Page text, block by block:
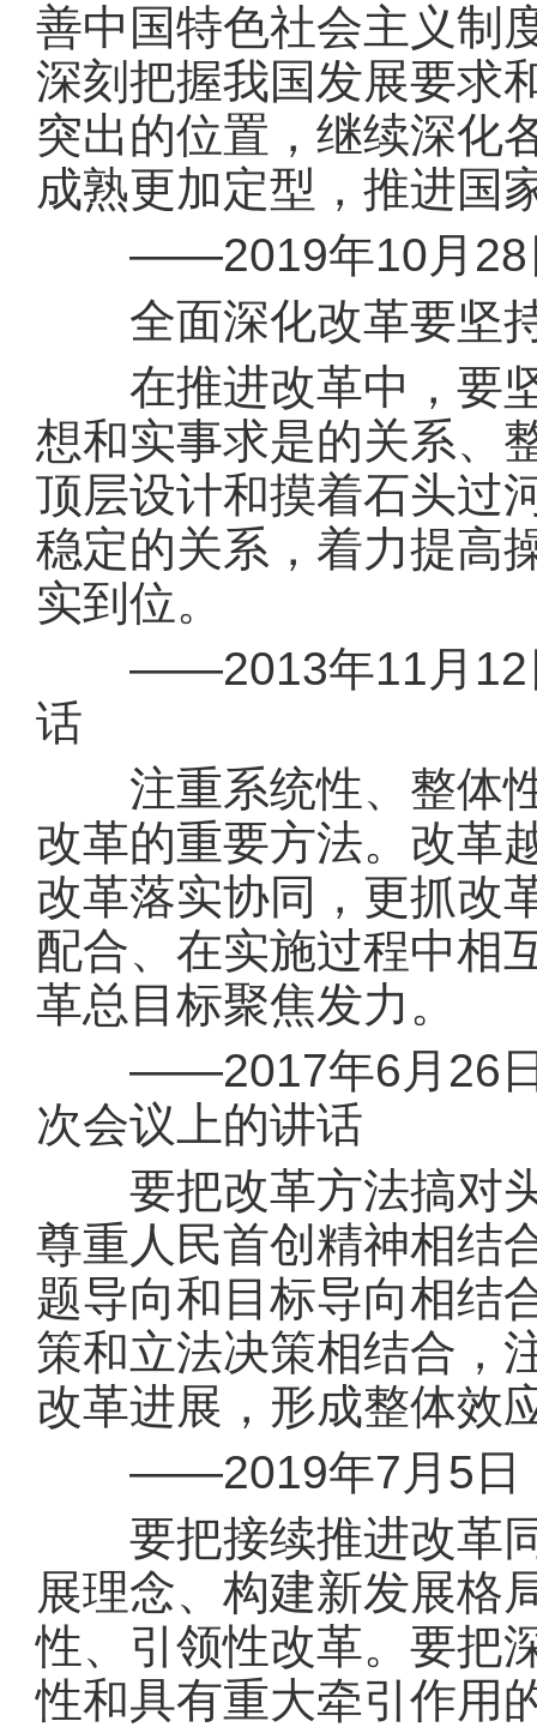
善中国特色社会主义制
深刻把握我国发展要求
突出的位置，继续深化
成熟更加定型，推进国
——2019年10月28日
全面深化改革要坚
在推进改革中，要坚
想和实事求是的关系、
顶层设计和摸着石头过
稳定的关系，着力提高
实到位。
——2013年11月12日
话
注重系统性、整体性
改革的重要方法。改革
改革落实协同，更抓改
配合、在实施过程中相
革总目标聚焦发力。
——2017年6月26日
次会议上的讲话
要把改革方法搞对头
尊重人民首创精神相结
题导向和目标导向相结
策和立法决策相结合，
改革进展，形成整体效
——2019年7月5日，
要把接续推进改革同
展理念、构建新发展格
性、引领性改革。要把
性和具有重大牵引作用